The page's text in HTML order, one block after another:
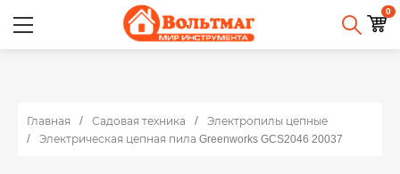
0
Главная Садовая техника
Электропилы цепные
Электрическая цепная пила Greenworks GCS2046 20037